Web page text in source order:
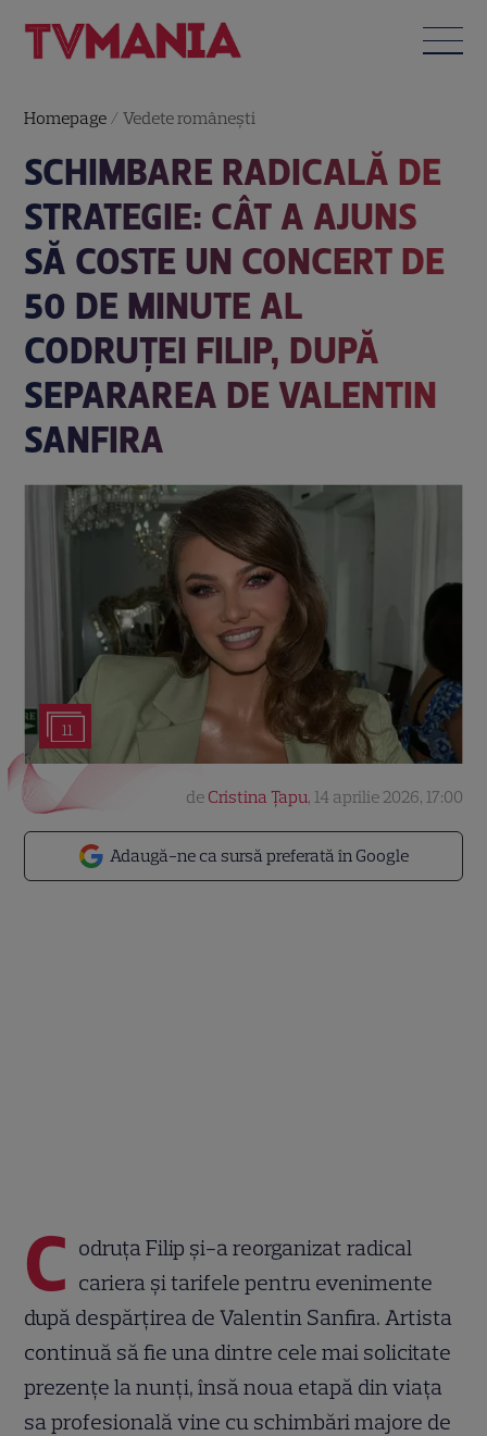
Homepage /Vedete româneşti
SCHIMBARE RADICALĂ DE
STRATEGIE: CÂT A AJUNS
SĂ COSTE UN CONCERT DE
50 DE MINUTE AL
CODRUȚEI FILIP, DUPĂ
SEPARAREA DE VALENTIN
SANFIRA
11
Adaugă-ne ca sursă preferată în Google
de Cristina Țapu, 14 aprilie 2026, 17:00
C odruța Filip și-a reorganizat radical
cariera și tarifele pentru evenimente
după despărțirea de Valentin Sanfira. Artista
continuă să fie una dintre cele mai solicitate
prezențe la nunți, însă noua etapă din viața
sa profesională vine cu schimbări majore de